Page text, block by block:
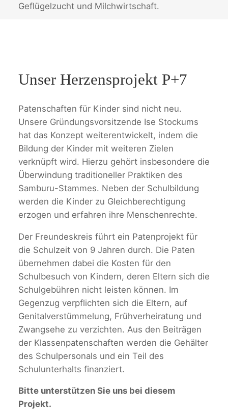
Geflügelzucht und Milchwirtschaft.
Unser Herzensprojekt P+7
Patenschaften für Kinder sind nicht neu.
Unsere Gründungsvorsitzende Ise Stockums
hat das Konzept weiterentwickelt, indem die
Bildung der Kinder mit weiteren Zielen
verknüpft wird. Hierzu gehört insbesondere die
Überwindung traditioneller Praktiken des
Samburu-Stammes. Neben der Schulbildung
werden die Kinder zu Gleichberechtigung
erzogen und erfahren ihre Menschenrechte.
Der Freundeskreis führt ein Patenprojekt für
die Schulzeit von 9 Jahren durch. Die Paten
übernehmen dabei die Kosten für den
Schulbesuch von Kindern, deren Eltern sich die
Schulgebühren nicht leisten können. Im
Gegenzug verpflichten sich die Eltern, auf
Genitalverstümmelung, Frühverheiratung und
Zwangsehe zu verzichten. Aus den Beiträgen
der Klassenpatenschaften werden die Gehälter
des Schulpersonals und ein Teil des
Schulunterhalts finanziert.
Bitte unterstützen Sie uns bei diesem
Projekt.